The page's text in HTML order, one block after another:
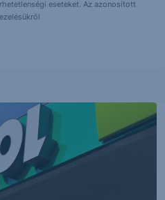
eseteket. Az azonosított